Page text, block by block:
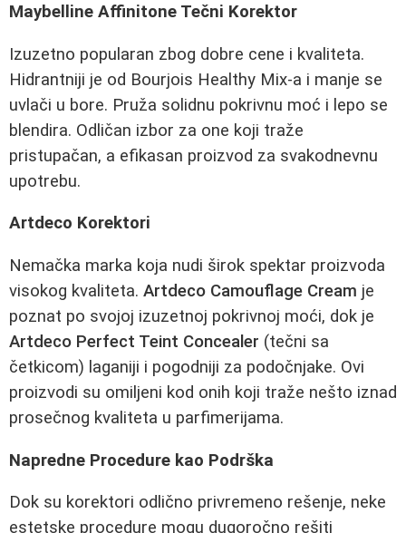
Maybelline Affinitone Tečni Korektor
Izuzetno popularan zbog dobre cene i kvaliteta.
Hidrantniji je od Bourjois Healthy Mix-a i manje se
uvlači u bore. Pruža solidnu pokrivnu moć i lepo se
blendira. Odličan izbor za one koji traže
pristupačan, a efikasan proizvod za svakodnevnu
upotrebu.
Artdeco Korektori
Nemačka marka koja nudi širok spektar proizvoda
visokog kvaliteta. Artdeco Camouflage Cream je
poznat po svojoj izuzetnoj pokrivnoj moći, dok je
Artdeco Perfect Teint Concealer (tečni sa
četkicom) laganiji i pogodniji za podočnjake. Ovi
proizvodi su omiljeni kod onih koji traže nešto iznad
prosečnog kvaliteta u parfimerijama.
Napredne Procedure kao Podrška
Dok su korektori odlično privremeno rešenje, neke
estetske procedure mogu dugoročno rešiti